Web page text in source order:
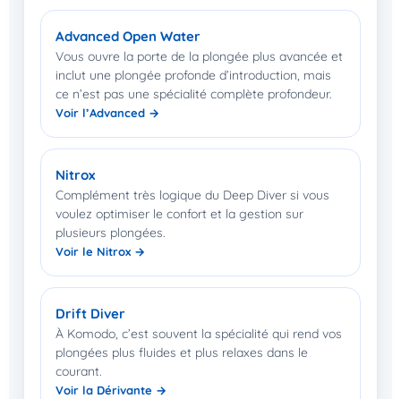
Advanced Open Water
Vous ouvre la porte de la plongée plus avancée et
inclut une plongée profonde d’introduction, mais
ce n’est pas une spécialité complète profondeur.
Voir l’Advanced →
Nitrox
Complément très logique du Deep Diver si vous
voulez optimiser le confort et la gestion sur
plusieurs plongées.
Voir le Nitrox →
Drift Diver
À Komodo, c’est souvent la spécialité qui rend vos
plongées plus fluides et plus relaxes dans le
courant.
Voir la Dérivante →